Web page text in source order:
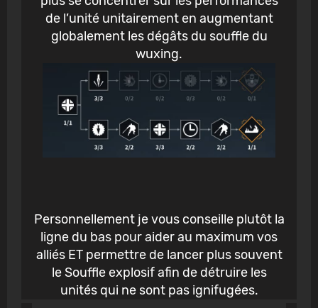
de l’unité unitairement en augmentant
globalement les dégâts du souffle du
wuxing.
Personnellement je vous conseille plutôt la
ligne du bas pour aider au maximum vos
alliés ET permettre de lancer plus souvent
le Souffle explosif afin de détruire les
unités qui ne sont pas ignifugées.